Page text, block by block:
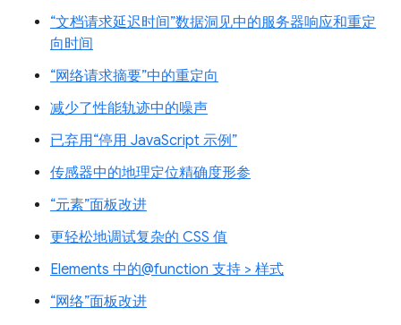
“文档请求延迟时间”数据洞见中的服务器响应和重定
向时间
“网络请求摘要”中的重定向
减少了性能轨迹中的噪声
已弃用“停用 JavaScript 示例”
传感器中的地理定位精确度形参
“元素”面板改进
更轻松地调试复杂的 CSS 值
Elements 中的@function 支持 > 样式
“网络”面板改进